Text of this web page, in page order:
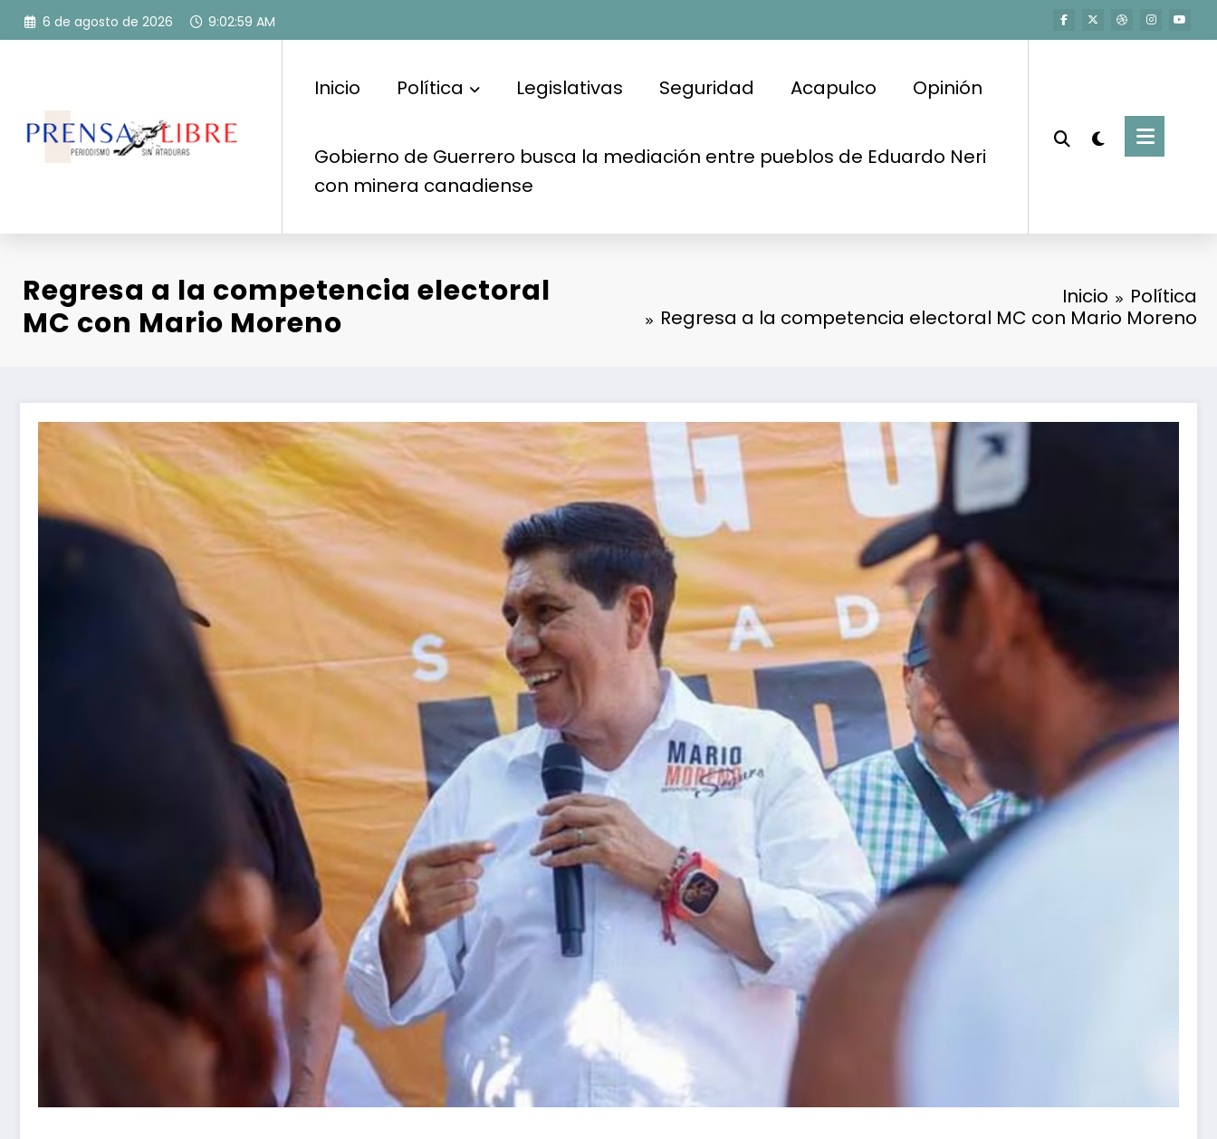
Saltar
6 de agosto de 2026 9:03:01 AM
Inicio Política Legislativas Seguridad Acapulco Opinión
Gobierno de Guerrero busca la mediación entre pueblos de Eduardo Neri
con minera canadiense
Regresa a la competencia electoral
MC con Mario Moreno
Inicio
Política
Regresa a la competencia electoral MC con Mario Moreno